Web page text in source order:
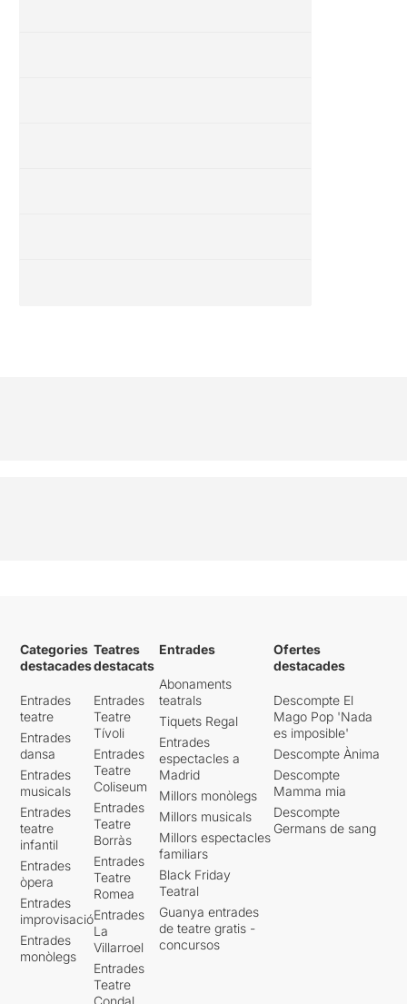
Categories
destacades
Entrades
teatre
Entrades
dansa
Entrades
musicals
Entrades
teatre
infantil
Entrades
òpera
Entrades
improvisació
Entrades
monòlegs
Teatres
destacats
Entrades
Teatre
Tívoli
Entrades
Teatre
Coliseum
Entrades
Teatre
Borràs
Entrades
Teatre
Romea
Entrades
La
Villarroel
Entrades
Teatre
Condal
Entrades
Abonaments
teatrals
Tiquets Regal
Entrades
espectacles a
Madrid
Millors monòlegs
Millors musicals
Millors espectacles
familiars
Black Friday
Teatral
Guanya entrades
de teatre gratis -
concursos
Ofertes
destacades
Descompte El
Mago Pop 'Nada
es imposible'
Descompte Ànima
Descompte
Mamma mia
Descompte
Germans de sang